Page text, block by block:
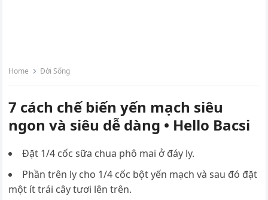
Home Đời Sống
7 cách chế biến yến mạch siêu
ngon và siêu dễ dàng • Hello Bacsi
Đặt 1/4 cốc sữa chua phô mai ở đáy ly.
Phần trên ly cho 1/4 cốc bột yến mạch và sau đó đặt
một ít trái cây tươi lên trên.